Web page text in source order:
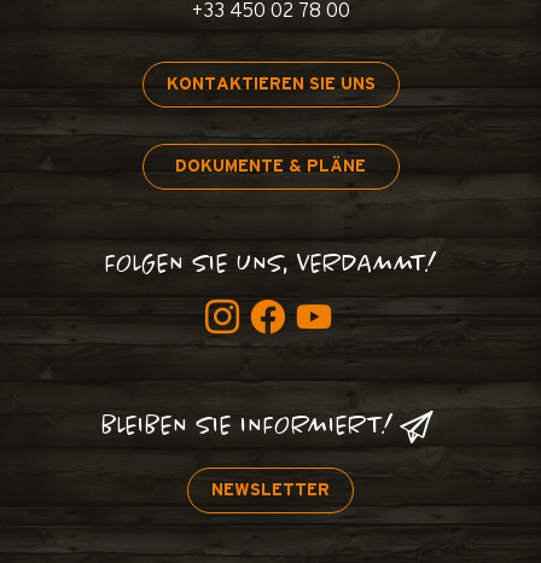
+33 450 02 78 00
KONTAKTIEREN SIE UNS
DOKUMENTE & PLÄNE
FOLGEN SIE UNS, VERDAMMT!
BLEIBEN SIE INFORMIERT!
NEWSLETTER